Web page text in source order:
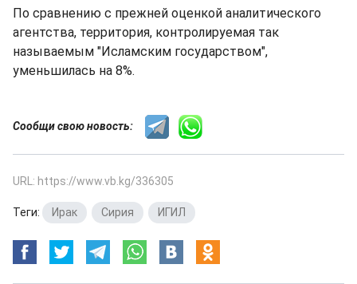
По сравнению с прежней оценкой аналитического
агентства, территория, контролируемая так
называемым "Исламским государством",
уменьшилась на 8%.
Сообщи свою новость:
URL: https://www.vb.kg/336305
Теги: Ирак Сирия ИГИЛ